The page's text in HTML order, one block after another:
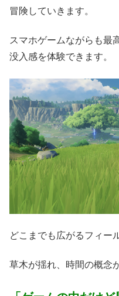
冒険していきます。
スマホゲームながらも最
没入感を体験できます。
どこまでも広がるフィー
草木が揺れ、時間の概念